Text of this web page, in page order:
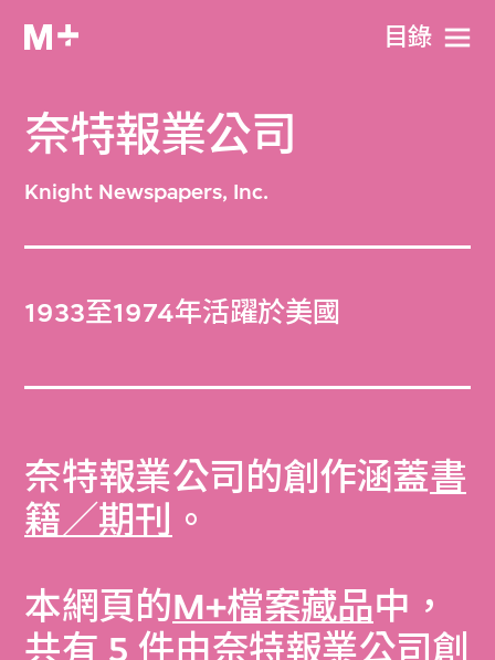
目​錄
奈特報業公司
Knight Newspapers, Inc.
1933至1974年活躍於美國
奈特報業公司的創作涵蓋書
籍／期刊 。
本網頁的M+檔案藏品中，
共有 5 件由奈特報業公司創